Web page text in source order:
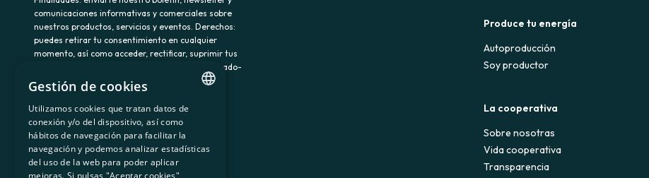
comunicaciones informativas y comerciales sobre
nuestros productos, servicios y eventos. Derechos:
puedes retirar tu consentimiento en cualquier
momento, así como acceder, rectificar, suprimir tus
datos y demás derechos en somenergia@delegado-
datos.com. Información adicional:
Política de
privacidad.
900 103 605
Produce tu energía
Autoproducción
Soy productor
La cooperativa
Sobre nosotras
Vida cooperativa
Transparencia
CATALAN
SPANISH
GL
Gestión de cookies
Utilizamos cookies que tratan datos de
conexión y/o del dispositivo, así como
hábitos de navegación para facilitar la
navegación y podemos analizar estadísticas
del uso de la web para poder aplicar
mejoras. Si pulsas "Aceptar cookies"